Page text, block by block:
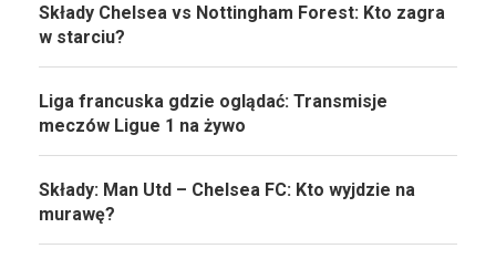
Składy Chelsea vs Nottingham Forest: Kto zagra
w starciu?
Liga francuska gdzie oglądać: Transmisje
meczów Ligue 1 na żywo
Składy: Man Utd – Chelsea FC: Kto wyjdzie na
murawę?